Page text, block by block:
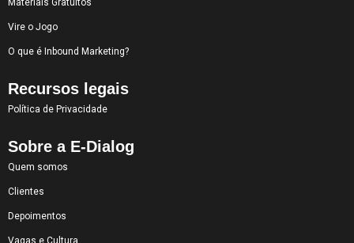
Vire o Jogo
O que é Inbound Marketing?
Recursos legais
Política de Privacidade
Sobre a E-Dialog
Quem somos
Clientes
Depoimentos
Vagas e Cultura